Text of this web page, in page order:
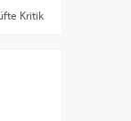
Kritik